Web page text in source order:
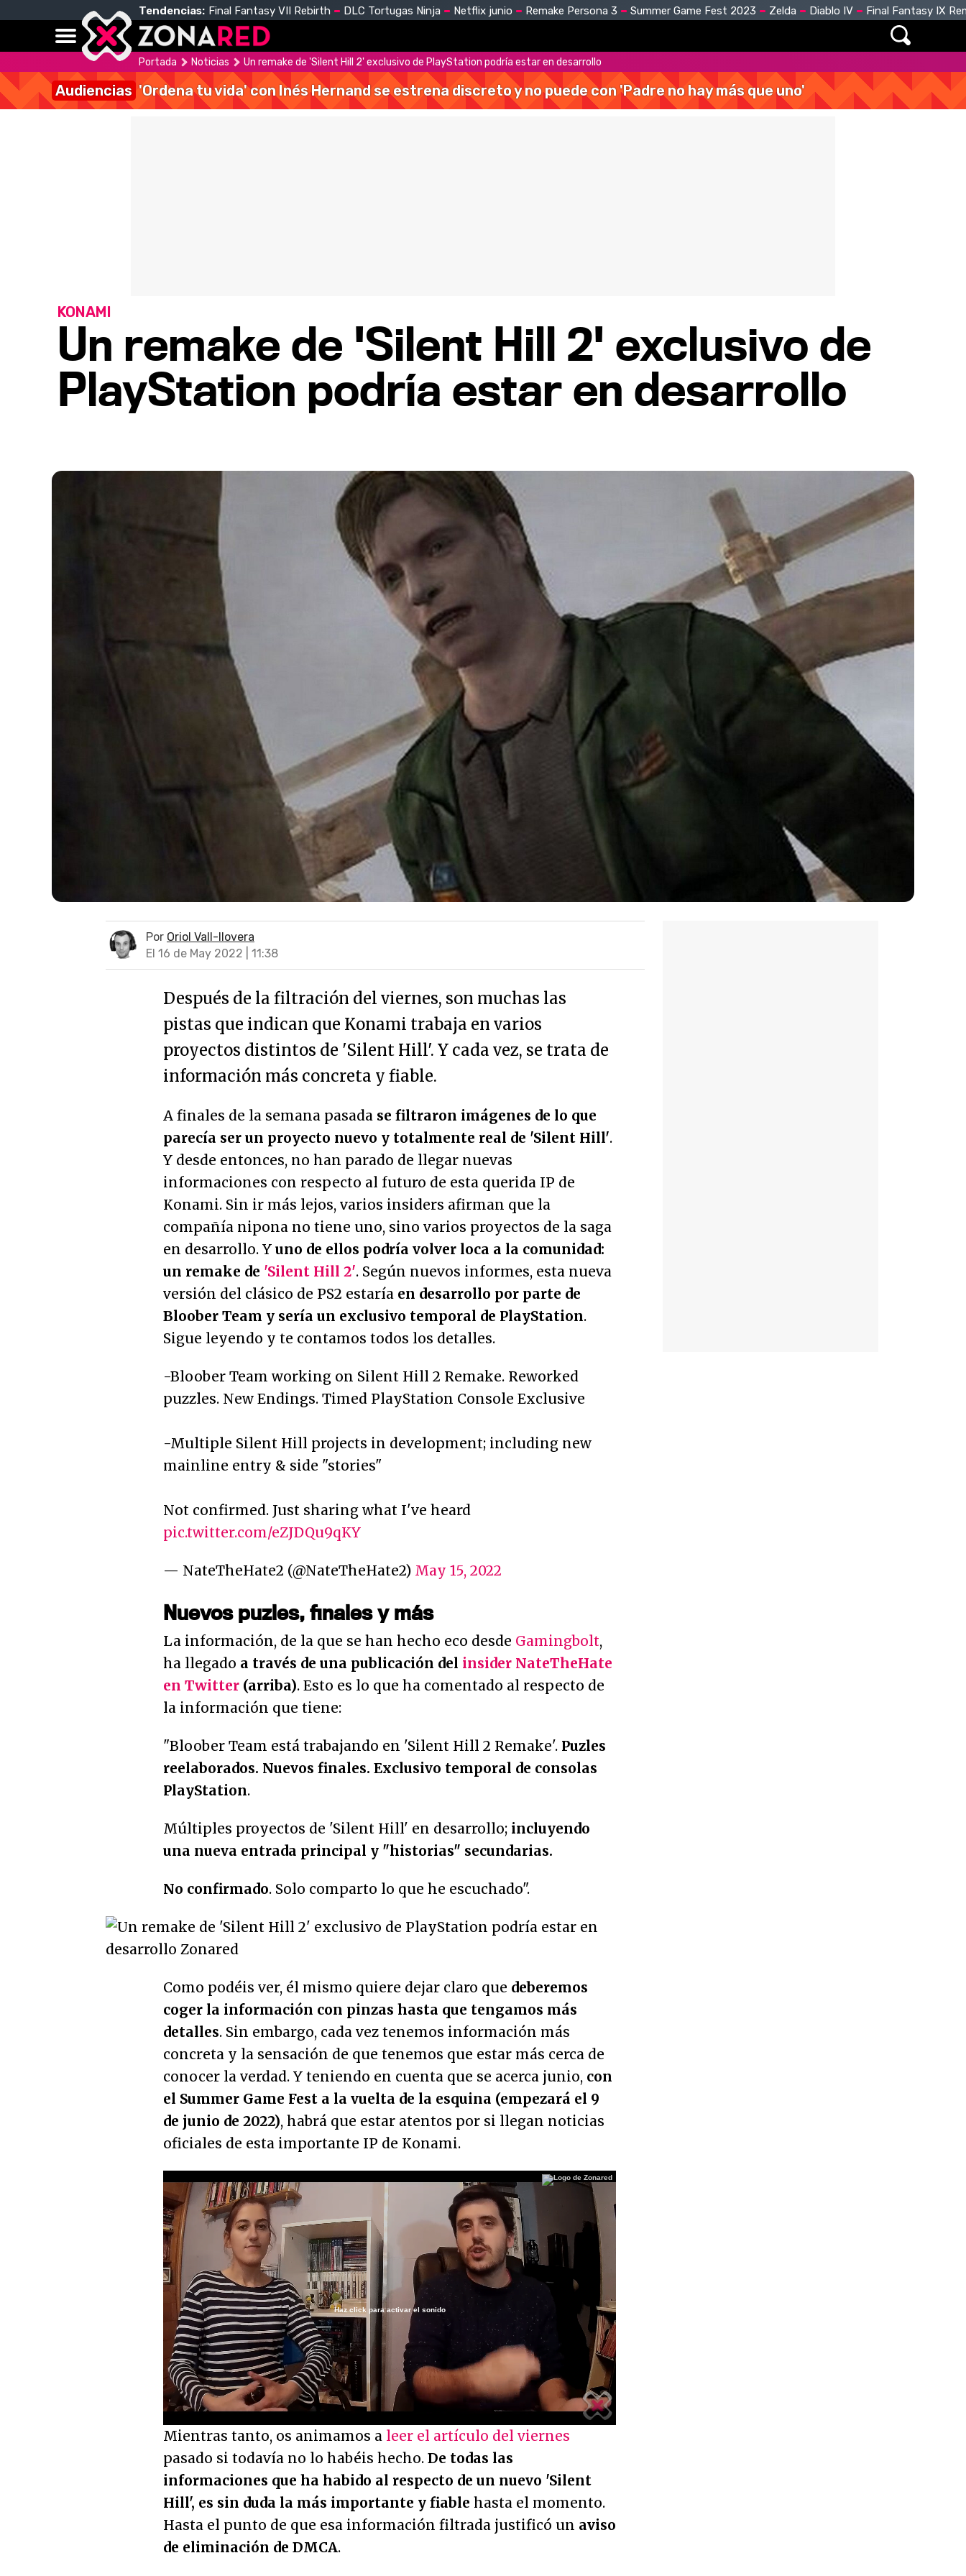
Tendencias: Final Fantasy VII Rebirth DLC Tortugas Ninja Netflix junio Remake Persona 3 Summer Game Fest 2023 Zelda Diablo IV Final Fantasy IX
Portada Noticias Un remake de 'Silent Hill 2' exclusivo de PlayStation podría estar en desarrollo
Audiencias 'Ordena tu vida' con Inés Hernand se estrena discreto y no puede con 'Padre no hay más que uno'
Un remake de 'Silent Hill 2' exclusivo de
PlayStation podría estar en desarrollo
KONAMI
Por Oriol Vall-llovera
El 16 de May 2022 | 11:38
Después de la filtración del viernes, son muchas las
pistas que indican que Konami trabaja en varios
proyectos distintos de 'Silent Hill'. Y cada vez, se trata de
información más concreta y fiable.
A finales de la semana pasada se filtraron imágenes de lo que
parecía ser un proyecto nuevo y totalmente real de 'Silent Hill'.
Y desde entonces, no han parado de llegar nuevas
informaciones con respecto al futuro de esta querida IP de
Konami. Sin ir más lejos, varios insiders afirman que la
compañía nipona no tiene uno, sino varios proyectos de la saga
en desarrollo. Y uno de ellos podría volver loca a la comunidad:
un remake de 'Silent Hill 2'. Según nuevos informes, esta nueva
versión del clásico de PS2 estaría en desarrollo por parte de
Bloober Team y sería un exclusivo temporal de PlayStation.
Sigue leyendo y te contamos todos los detalles.
-Bloober Team working on Silent Hill 2 Remake. Reworked
puzzles. New Endings. Timed PlayStation Console Exclusive
-Multiple Silent Hill projects in development; including new
mainline entry & side "stories"
Not confirmed. Just sharing what I've heard
pic.twitter.com/eZJDQu9qKY
— NateTheHate2 (@NateTheHate2) May 15, 2022
Nuevos puzles, finales y más
La información, de la que se han hecho eco desde Gamingbolt,
ha llegado a través de una publicación del insider NateTheHate
en Twitter (arriba). Esto es lo que ha comentado al respecto de
la información que tiene:
"Bloober Team está trabajando en 'Silent Hill 2 Remake'. Puzles
reelaborados. Nuevos finales. Exclusivo temporal de consolas
PlayStation.
Múltiples proyectos de 'Silent Hill' en desarrollo; incluyendo
una nueva entrada principal y "historias" secundarias.
No confirmado. Solo comparto lo que he escuchado".
Como podéis ver, él mismo quiere dejar claro que deberemos
coger la información con pinzas hasta que tengamos más
detalles. Sin embargo, cada vez tenemos información más
concreta y la sensación de que tenemos que estar más cerca de
conocer la verdad. Y teniendo en cuenta que se acerca junio, con
el Summer Game Fest a la vuelta de la esquina (empezará el 9
de junio de 2022), habrá que estar atentos por si llegan noticias
oficiales de esta importante IP de Konami.
Unmute /
Loaded:
2.07%
Haz click para activar el sonido
Mientras tanto, os animamos a leer el artículo del viernes
pasado si todavía no lo habéis hecho. De todas las
informaciones que ha habido al respecto de un nuevo 'Silent
Hill', es sin duda la más importante y fiable hasta el momento.
Hasta el punto de que esa información filtrada justificó un aviso
de eliminación de DMCA.